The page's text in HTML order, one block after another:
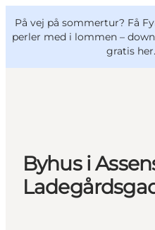
På vej på sommertur? Få
perler med i lommen –
gratis her.
Oplevelser
Outdoor
Mad og drikke
VisitFyn
Deutsch
Byhus i